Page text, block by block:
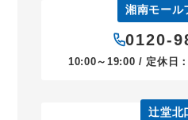
湘南モール
0120-
10:00～19:00 / 定休日
辻堂北